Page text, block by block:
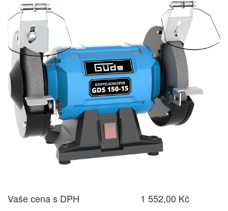
Vaše cena s DPH
1 552,00 Kč